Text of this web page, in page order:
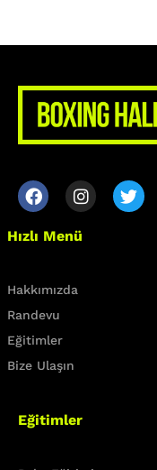
Hızlı Menü
Hakkımızda
Randevu
Eğitimler
Bize Ulaşın
Eğitimler